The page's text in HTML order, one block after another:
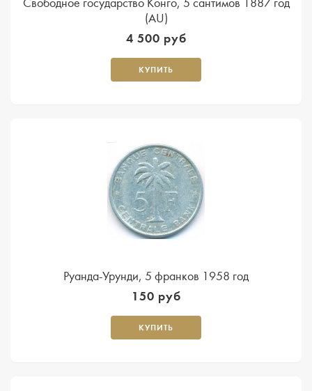
Свободное государство Конго, 5 сантимов 1887 год
(AU)
4 500 руб
КУПИТЬ
Руанда-Урунди, 5 франков 1958 год
150 руб
КУПИТЬ